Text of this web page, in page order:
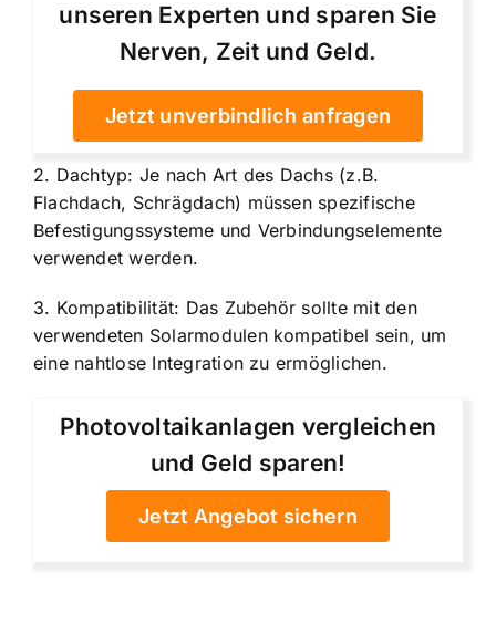
unseren Experten und sparen Sie
Nerven, Zeit und Geld.
Jetzt unverbindlich anfragen
2. Dachtyp: Je nach Art des Dachs (z.B.
Flachdach, Schrägdach) müssen spezifische
Befestigungssysteme und Verbindungselemente
verwendet werden.
3. Kompatibilität: Das Zubehör sollte mit den
verwendeten Solarmodulen kompatibel sein, um
eine nahtlose Integration zu ermöglichen.
Photovoltaikanlagen vergleichen
und Geld sparen!
Jetzt Angebot sichern